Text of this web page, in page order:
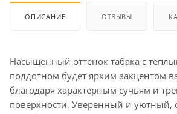
ОПИСАНИЕ ОТЗЫВЫ
Насыщенный оттенок табака с
поддотном будет ярким аакцентом
благодаря характерным сучьям и
поверхности. Уверенный и уютный,